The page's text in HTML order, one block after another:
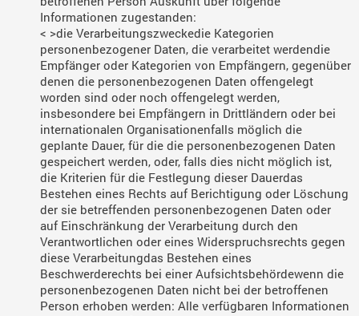
Informationen zugestanden:
< >die Verarbeitungszweckedie Kategorien
personenbezogener Daten, die verarbeitet werdendie
Empfänger oder Kategorien von Empfängern, gegenüber
denen die personenbezogenen Daten offengelegt
worden sind oder noch offengelegt werden,
insbesondere bei Empfängern in Drittländern oder bei
internationalen Organisationenfalls möglich die
geplante Dauer, für die die personenbezogenen Daten
gespeichert werden, oder, falls dies nicht möglich ist,
die Kriterien für die Festlegung dieser Dauerdas
Bestehen eines Rechts auf Berichtigung oder Löschung
der sie betreffenden personenbezogenen Daten oder
auf Einschränkung der Verarbeitung durch den
Verantwortlichen oder eines Widerspruchsrechts gegen
diese Verarbeitungdas Bestehen eines
Beschwerderechts bei einer Aufsichtsbehördewenn die
personenbezogenen Daten nicht bei der betroffenen
Person erhoben werden: Alle verfügbaren Informationen